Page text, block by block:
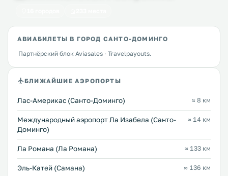
АВИАБИЛЕТЫ В ГОРОД САНТО-ДОМИНГО
Партнёрский блок Aviasales · Travelpayouts.
БЛИЖАЙШИЕ АЭРОПОРТЫ
Лас-Америкас (Санто-Доминго) ≈ 8 км
Международный аэропорт Ла Изабела (Санто-
Доминго)
≈ 14 км
Ла Романа (Ла Романа) ≈ 133 км
Эль-Катей (Самана) ≈ 136 км